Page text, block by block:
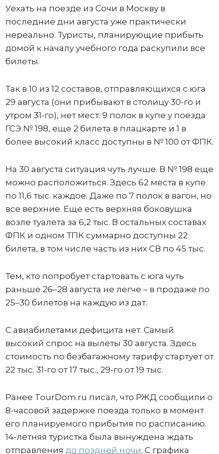
Уехать на поезде из Сочи в Москву в
последние дни августа уже практически
нереально. Туристы, планирующие прибыть
домой к началу учебного года раскупили все
билеты.
Так в 10 из 12 составов, отправляющихся с юга
29 августа (они прибывают в столицу 30-го и
утром 31-го), нет мест. 9 полок в купе у поезда
ГСЭ № 198, еще 2 билета в плацкарте и 1 в
более высокий класс доступны в № 100 от ФПК.
На 30 августа ситуация чуть лучше. В № 198 еще
можно расположиться. Здесь 62 места в купе
по 11,6 тыс. каждое. Даже по 7 полок в вагон, но
все верхние. Еще есть верхняя боковушка
возле туалета за 6,2 тыс. В остальных составах
ФПК и одном ТПК суммарно доступны 22
билета, в том числе часть из них СВ по 45 тыс.
Тем, кто попробует стартовать с юга чуть
раньше 26–28 августа не легче – в продаже по
25–30 билетов на каждую из дат.
С авиабилетами дефицита нет. Самый
высокий спрос на вылеты 30 августа. Здесь
стоимость по безбагажному тарифу стартует от
22 тыс. 31-го от 17 тыс., 29-го от 19 тыс.
Ранее TourDom.ru писал, что РЖД сообщили о
8-часовой задержке поезда только в момент
его планируемого прибытия по расписанию.
14-летняя туристка была вынуждена ждать
отправления до поздней ночи. С графика